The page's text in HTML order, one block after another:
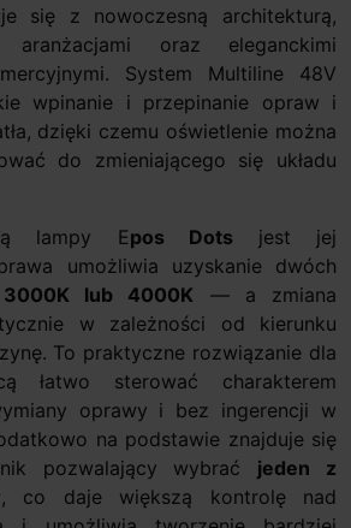
się z nowoczesną architekturą,
aranżacjami oraz eleganckimi
System Multiline 48V
wpinanie i przepinanie opraw i
dzięki czemu oświetlenie można
do zmieniającego się układu
lampy Epos Dots jest jej
umożliwia uzyskanie dwóch
3000K lub 4000K — a zmiana
w zależności od kierunku
To praktyczne rozwiązanie dla
łatwo sterować charakterem
oprawy i bez ingerencji w
na podstawie znajduje się
pozwalający wybrać jeden z
, co daje większą kontrolę nad